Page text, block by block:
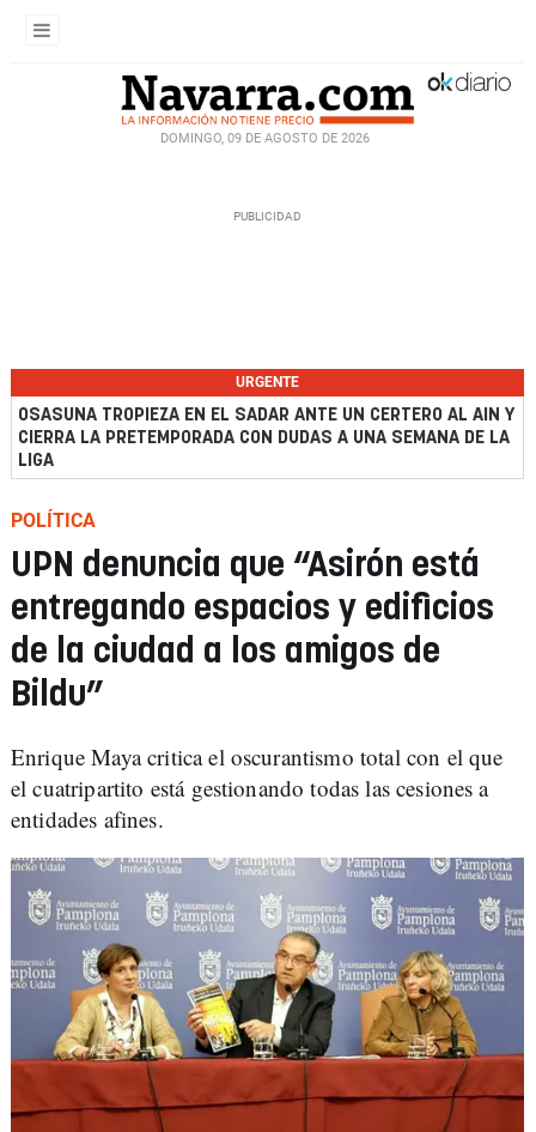
DOMINGO, 09 DE AGOSTO DE 2026
URGENTE
OSASUNA TROPIEZA EN EL SADAR ANTE UN CERTERO AL AIN Y
CIERRA LA PRETEMPORADA CON DUDAS A UNA SEMANA DE LA
LIGA
POLÍTICA
UPN denuncia que “Asirón está
entregando espacios y edificios
de la ciudad a los amigos de
Bildu”
Enrique Maya critica el oscurantismo total con el que
el cuatripartito está gestionando todas las cesiones a
entidades afines.